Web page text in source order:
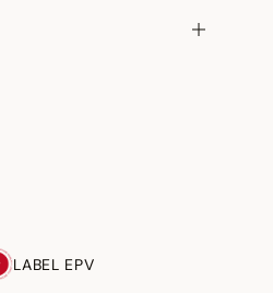
LABEL EPV